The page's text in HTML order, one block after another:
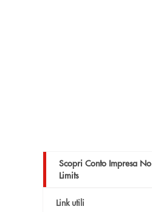
Scopri Conto Impresa No
Limits
Link utili